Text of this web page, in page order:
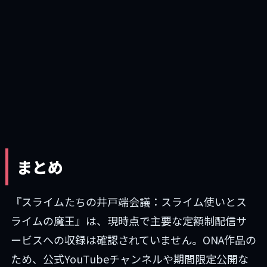
まとめ
『スライムたちの井戸端会議：スライム使いとス
ライムの魔王』は、現時点で主要な定額制配信サ
ービスへの収録は確認されていません。ONA作品の
ため、公式YouTubeチャンネルや期間限定公開な